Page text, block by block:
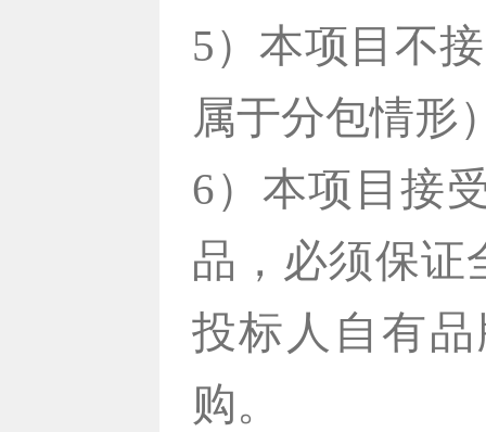
5）本项目不
属于分包情形
6）本项目接
品，必须保证
投标人自有
购。